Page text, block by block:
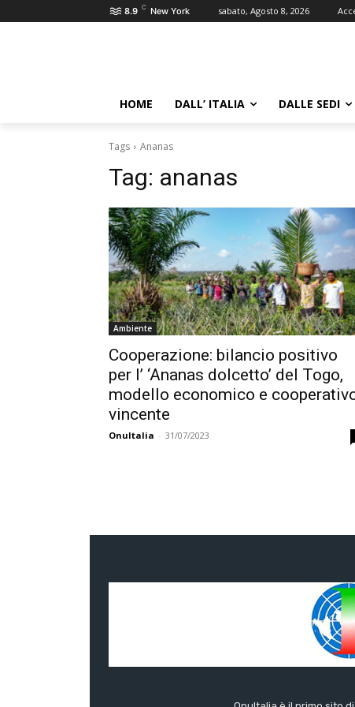
8.9 C New York sabato, Agosto 8, 2026
HOME DALL’ ITALIA DALLE SEDI
Tags Ananas
Tag: ananas
Ambiente
Cooperazione: bilancio positivo
per l’ ‘Ananas dolcetto’ del Togo,
modello economico e
vincente
OnuItalia - 31/07/2023